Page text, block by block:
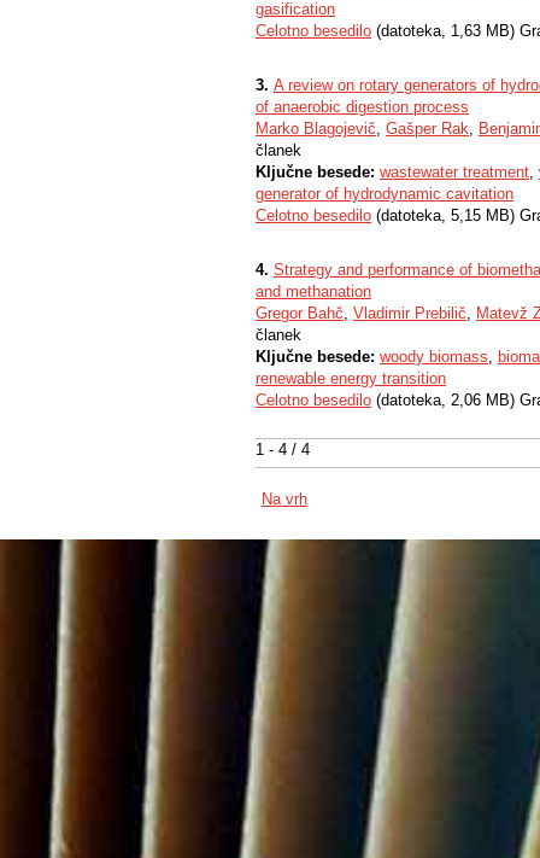
1 - 4 / 4
gasification
Celotno besedilo (datoteka, 1,63 MB)
3. A review on rotary generators of
of anaerobic digestion process
Marko Blagojevič, Gašper Rak,
članek
Ključne besede: wastewater treatment,
generator of hydrodynamic cavitation
Celotno besedilo (datoteka, 5,15 MB)
4. Strategy and performance of
and methanation
Gregor Bahč, Vladimir Prebilič, Matevž
članek
Ključne besede: woody biomass,
renewable energy transition
Celotno besedilo (datoteka, 2,06 MB)
Na vrh